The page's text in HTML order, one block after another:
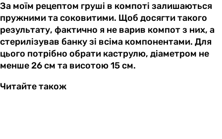
За моїм рецептом груші в компоті залишаються
пружними та соковитими. Щоб досягти такого
результату, фактично я не варив компот з них, а
стерилізував банку зі всіма компонентами. Для
цього потрібно обрати каструлю, діаметром не
менше 26 см та висотою 15 см.
Читайте також